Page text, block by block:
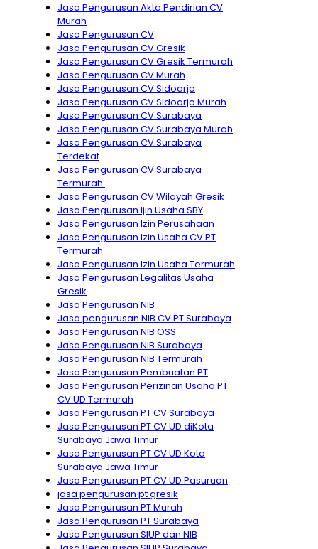
Jasa Pengurusan Akta Pendirian CV
Murah
Jasa Pengurusan CV
Jasa Pengurusan CV Gresik
Jasa Pengurusan CV Gresik Termurah
Jasa Pengurusan CV Murah
Jasa Pengurusan CV Sidoarjo
Jasa Pengurusan CV Sidoarjo Murah
Jasa Pengurusan CV Surabaya
Jasa Pengurusan CV Surabaya Murah
Jasa Pengurusan CV Surabaya
Terdekat
Jasa Pengurusan CV Surabaya
Termurah.
Jasa Pengurusan CV Wilayah Gresik
Jasa Pengurusan Ijin Usaha SBY
Jasa Pengurusan Izin Perusahaan
Jasa Pengurusan Izin Usaha CV PT
Termurah
Jasa Pengurusan Izin Usaha Termurah
Jasa Pengurusan Legalitas Usaha
Gresik
Jasa Pengurusan NIB
Jasa pengurusan NIB CV PT Surabaya
Jasa Pengurusan NIB OSS
Jasa Pengurusan NIB Surabaya
Jasa Pengurusan NIB Termurah
Jasa Pengurusan Pembuatan PT
Jasa Pengurusan Perizinan Usaha PT
CV UD Termurah
Jasa Pengurusan PT CV Surabaya
Jasa Pengurusan PT CV UD diKota
Surabaya Jawa Timur
Jasa Pengurusan PT CV UD Kota
Surabaya Jawa Timur
Jasa Pengurusan PT CV UD Pasuruan
jasa pengurusan pt gresik
Jasa Pengurusan PT Murah
Jasa Pengurusan PT Surabaya
Jasa Pengurusan SIUP dan NIB